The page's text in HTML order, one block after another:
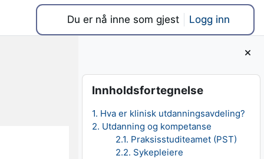
Du er nå inne som gjest Logg inn
Blokker
Hopp over Innholdsfortegnelse
Innholdsfortegnelse
1. Hva er klinisk utdanningsavdeling?
2. Utdanning og kompetanse
2.1. Praksisstuditeamet (PST)
2.2. Sykepleiere